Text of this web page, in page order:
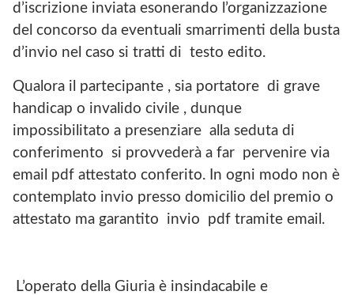
d’iscrizione inviata esonerando l’organizzazione
del concorso da eventuali smarrimenti della busta
d’invio nel caso si tratti di testo edito.
Qualora il partecipante , sia portatore di grave
handicap o invalido civile , dunque
impossibilitato a presenziare alla seduta di
conferimento si provvederà a far pervenire via
email pdf attestato conferito. In ogni modo non è
contemplato invio presso domicilio del premio o
attestato ma garantito invio pdf tramite email.
L’operato della Giuria è insindacabile e